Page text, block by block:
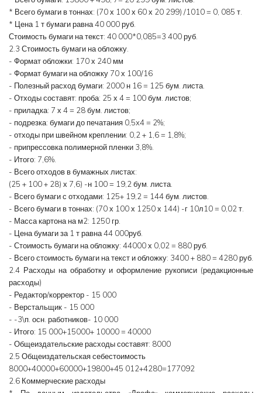
* Всего бумаги в тоннах: (70 х 100 х 60 х 20 299) /1010 = 0, 085 т.
* Цена 1 т бумаги равна 40 000 руб.
Стоимость бумаги на текст: 40 000*0,085=3 400 руб.
2.3 Стоимость бумаги на обложку.
- Формат обложки: 170 х 240 мм
- Формат бумаги на обложку 70 х 100/16
- Полезный расход бумаги: 2000 н 16 = 125 бум. листа.
- Отходы составят: проба: 25 х 4 = 100 бум. листов;
- приладка: 7 х 4 = 28 бум. листов;
- подрезка: бумаги до печатания 0,5x4 = 2%;
- отходы при швейном креплении: 0,2 + 1,6 = 1,8%;
- припрессовка полимерной пленки 3,8%.
- Итого: 7,6%.
- Всего отходов в бумажных листах:
(25 + 100 + 28) х 7,6) -н 100 = 19,2 бум. листа.
- Всего бумаги с отходами: 125+ 19,2 = 144 бум. листов.
- Всего бумаги в тоннах: (70 х 100 х 1250 х 144) -г 10л10 = 0,02 т.
- Масса картона на м2: 1250 гр.
- Цена бумаги за 1 т равна 44 000руб.
- Стоимость бумаги на обложку: 44000 х 0,02 = 880 руб.
- Всего стоимость бумаги на текст и обложку: 3400 + 880 = 4280 руб.
2.4 Расходы на обработку и оформление рукописи (редакционные
расходы)
- Редактор/корректор - 15 000
- Верстальщик - 15 000
- -3\п. осн. работников- 10 000
- Итого: 15 000+15000+ 10000 = 40000
- Общеиздательские расходы составят: 8000
2.5 Общеиздательская себестоимость
8000+40000+60000+19800+45 012+4280=177092
2.6 Коммерческие расходы